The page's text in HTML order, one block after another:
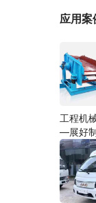
应用案
工程机
—展好